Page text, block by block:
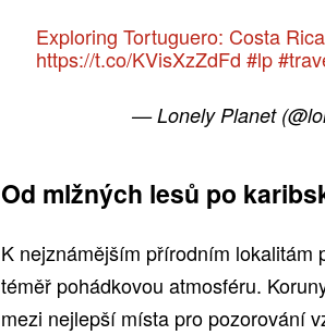
Exploring Tortuguero: Costa
https://t.co/KVisXzZdFd #lp
— Lonely Planet
Od mlžných lesů po
K nejznámějším přírodním
téměř pohádkovou atmosféru.
mezi nejlepší místa pro pozorování